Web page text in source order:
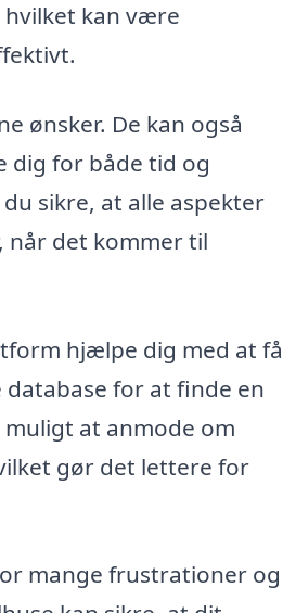
kan være
ønsker. De kan også
dig for både tid og
sikre, at alle aspekter
når det kommer til
hjælpe dig med at få
for at finde en
at anmode om
gør det lettere for
mange frustrationer og